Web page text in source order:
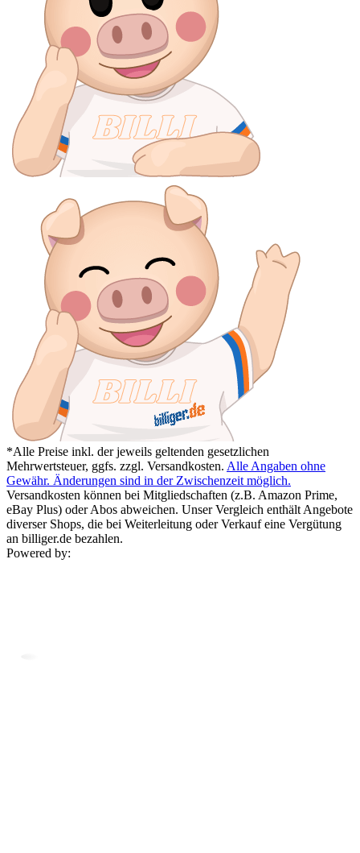
*Alle Preise inkl. der jeweils geltenden gesetzlichen
Mehrwertsteuer, ggfs. zzgl. Versandkosten. Alle Angaben ohne
Gewähr. Änderungen sind in der Zwischenzeit möglich.
Versandkosten können bei Mitgliedschaften (z.B. Amazon Prime,
eBay Plus) oder Abos abweichen. Unser Vergleich enthält Angebote
diverser Shops, die bei Weiterleitung oder Verkauf eine Vergütung
an billiger.de bezahlen.
Powered by: